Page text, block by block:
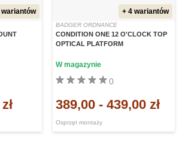
wariantów + 4 wariantów
BADGER ORDNANCE
CONDITION ONE 12 O'CLOCK TOP
OPTICAL PLATFORM
Osprzęt montaży
0
W magazynie
389,00 - 439,00 zł